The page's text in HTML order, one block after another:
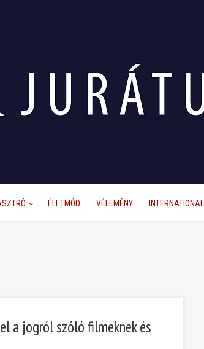
ÉLETMÓD VÉLEMÉNY INTERNATIONAL
a jogról szóló filmeknek és